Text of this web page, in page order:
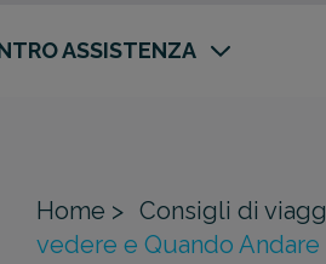
ASSISTENZA
Home > Consigli di
vedere e Quando Andare